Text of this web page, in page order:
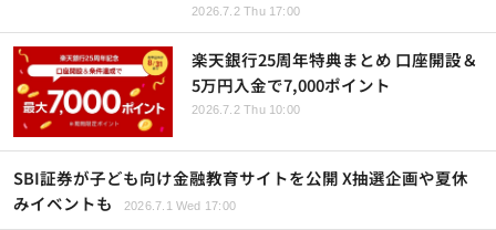
2026.7.2 Thu 17:00
楽天銀行25周年特典まとめ 口座開設＆
5万円入金で7,000ポイント
2026.7.2 Thu 10:00
SBI証券が子ども向け金融教育サイトを公開 X抽選企画や夏休
みイベントも
2026.7.1 Wed 17:00